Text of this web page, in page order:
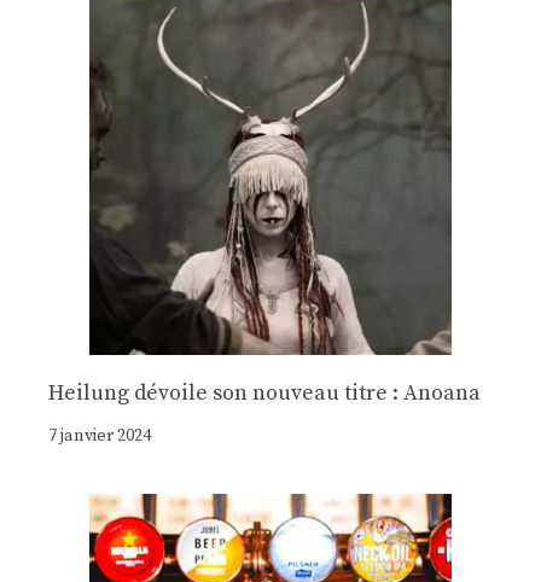
Heilung dévoile son nouveau titre : Anoana
7 janvier 2024